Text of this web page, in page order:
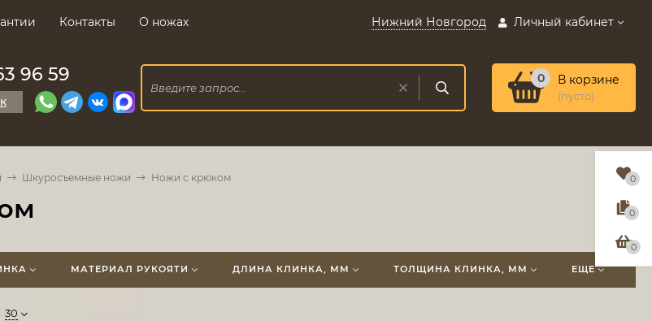
Контакты О ножах Нижний Новгород Личный кабинет
96 59 0 В корзине
(пусто)
Шкуросъемные ножи Ножи с крюком
МАТЕРИАЛ РУКОЯТИ ДЛИНА КЛИНКА, ММ ТОЛЩИНА КЛИНКА, ММ ЕЩЕ
30
0
0
0